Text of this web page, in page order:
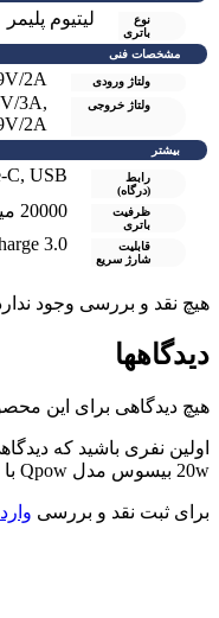
نوع
باتری
لیتیوم پلیمر
مشخصات فنی
ولتاژ ورودی 2A
ولتاژ خروجی 3A,
2A
بیشتر
رابط
(درگاه)
C, USB
ظرفیت
باتری
20000 میلی آمپر ساعت
قابلیت
شارژ سریع
3.0
هیچ نقد و بررسی وجود
دیدگاهها
هیچ دیدگاهی برای این
اولین نفری باشید که
20w بیسوس مدل Qpow با ظرفیت 20000mAh (با کابل lightning)”
برای ثبت نقد و بررسی